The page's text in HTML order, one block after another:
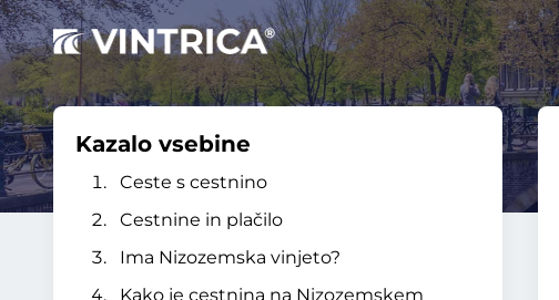
Kazalo vsebine
Ceste s cestnino
Cestnine in plačilo
Ima Nizozemska vinjeto?
Kako je cestnina na Nizozemskem